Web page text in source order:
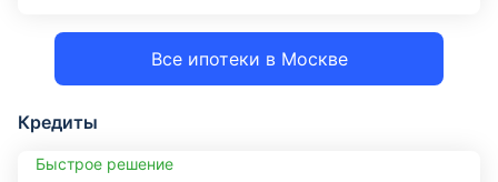
Все ипотеки в Москве
Кредиты
Быстрое решение